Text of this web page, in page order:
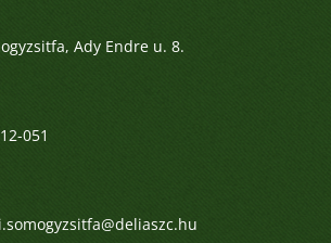
Ady Endre u. 8.
051